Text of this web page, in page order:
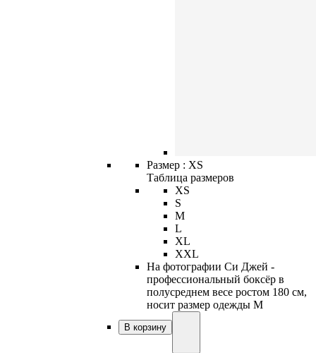
Размер : XS
Таблица размеров
XS
S
M
L
XL
XXL
На фотографии Си Джей -
профессиональный боксёр в
полусреднем весе ростом 180 см,
носит размер одежды M
В корзину